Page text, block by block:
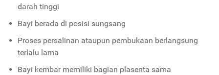
darah tinggi
Bayi berada di posisi sungsang
Proses persalinan ataupun pembukaan berlangsung
terlalu lama
Bayi kembar memiliki bagian plasenta sama